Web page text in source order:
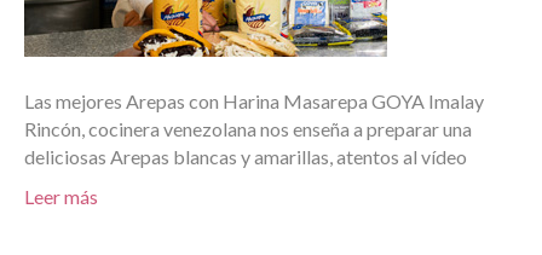
Las mejores Arepas con Harina Masarepa GOYA Imalay
Rincón, cocinera venezolana nos enseña a preparar una
deliciosas Arepas blancas y amarillas, atentos al vídeo
Leer más